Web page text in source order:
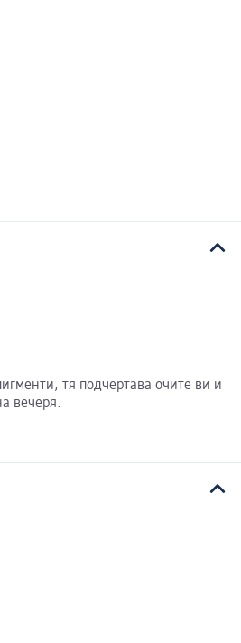
тя подчертава очите ви и
вечеря.